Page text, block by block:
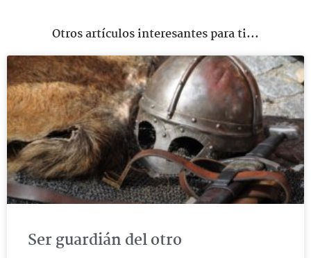
Otros artículos interesantes para ti...
Ser guardián del otro